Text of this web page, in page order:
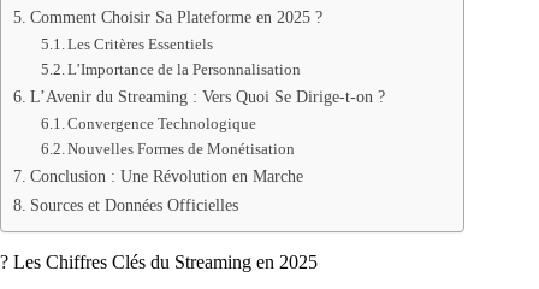
Comment Choisir Sa Plateforme en 2025 ?
Les Critères Essentiels
L’Importance de la Personnalisation
L’Avenir du Streaming : Vers Quoi Se Dirige-t-on ?
Convergence Technologique
Nouvelles Formes de Monétisation
Conclusion : Une Révolution en Marche
Sources et Données Officielles
? Les Chiffres Clés du Streaming en 2025